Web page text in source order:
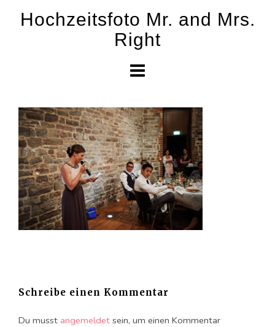
Hochzeitsfoto Mr. and Mrs.
Right
Schreibe einen Kommentar
Du musst angemeldet sein, um einen Kommentar